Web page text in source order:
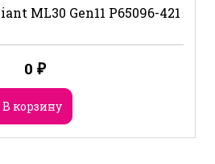
ML30 Gen11 P65096-421
0 ₽
В корзину